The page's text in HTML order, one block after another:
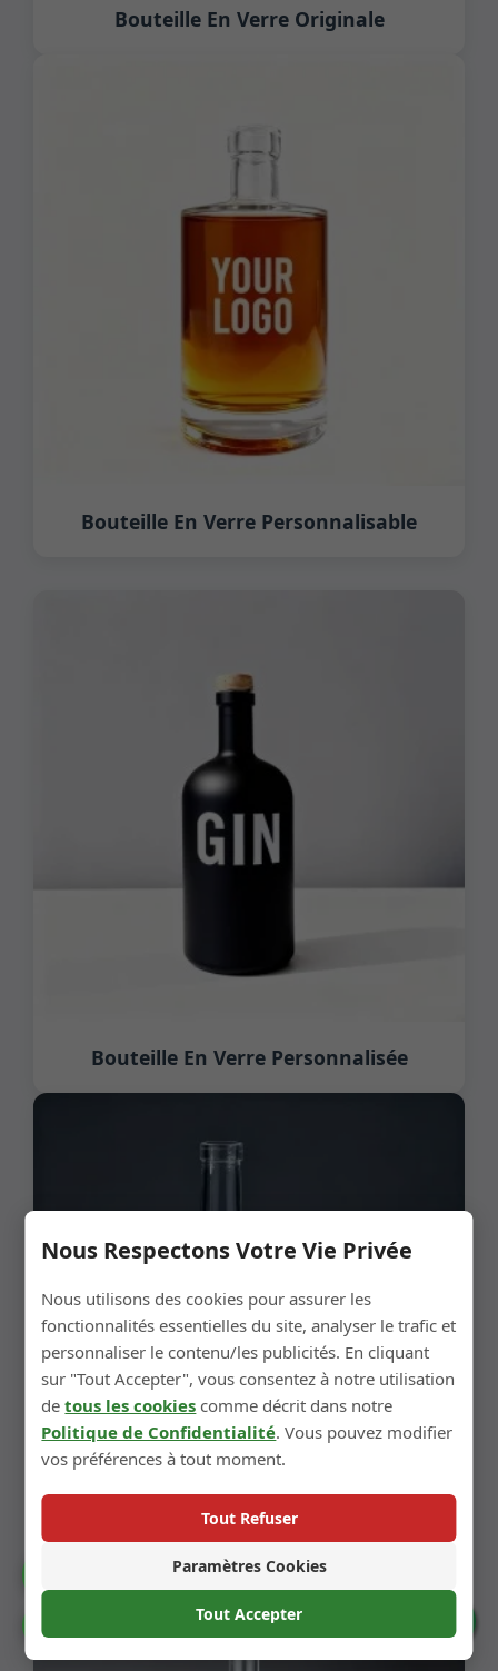
Bouteille En Verre Originale
Bouteille En Verre Personnalisable
Bouteille En Verre Personnalisée
Bouteille En Verre Pour Eau
Préférences Cookies
Nous Respectons Votre Vie Privée
Nous utilisons des cookies pour assurer les
fonctionnalités essentielles du site, analyser le trafic et
personnaliser le contenu/les publicités. En cliquant
sur "Tout Accepter", vous consentez à notre utilisation
detous les cookies comme décrit dans notre
Politique de Confidentialité. Vous pouvez modifier
vos préférences à tout moment.
Tout Refuser
Paramètres Cookies
Tout Accepter